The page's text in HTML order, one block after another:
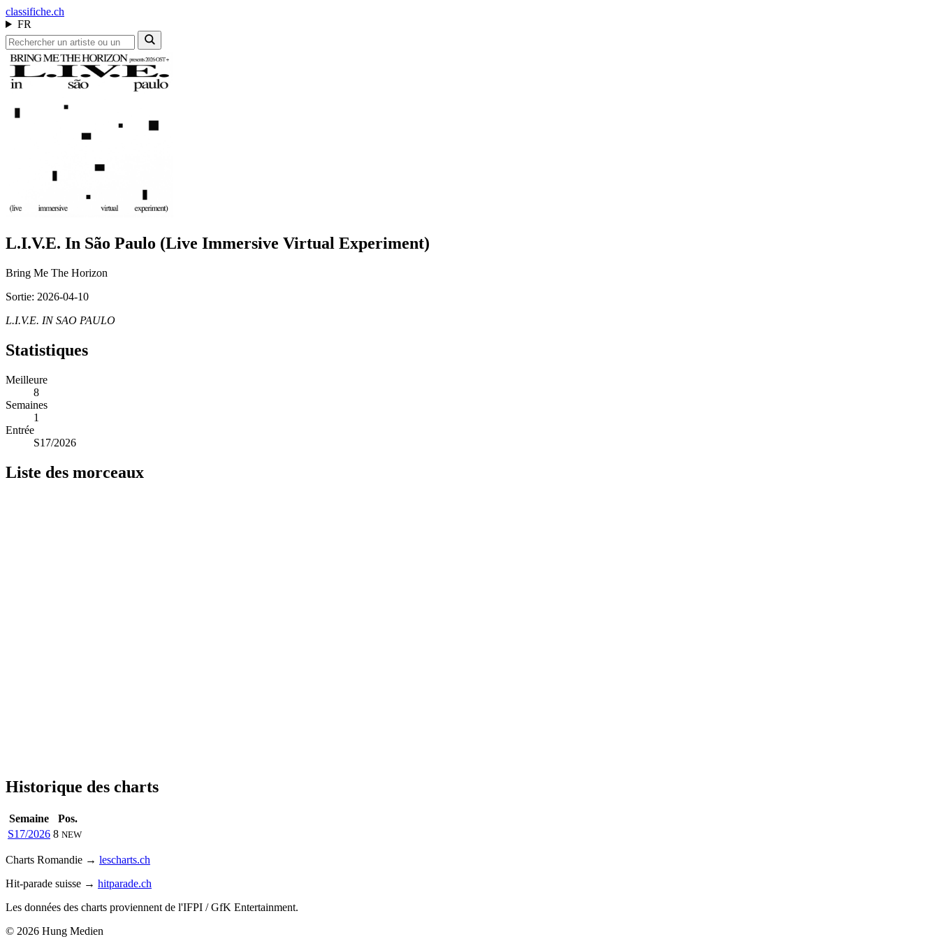
classifiche.ch
FR
L.I.V.E. In São Paulo (Live Immersive Virtual Experiment)
Bring Me The Horizon
Sortie: 2026-04-10
L.I.V.E. IN SAO PAULO
Statistiques
Meilleure
8
Semaines
1
Entrée
S17/2026
Liste des morceaux
Historique des charts
Semaine
Pos.
S17/2026 8 NEW
Charts Romandie → lescharts.ch
Hit-parade suisse → hitparade.ch
Les données des charts proviennent de l'IFPI / GfK Entertainment.
© 2026 Hung Medien